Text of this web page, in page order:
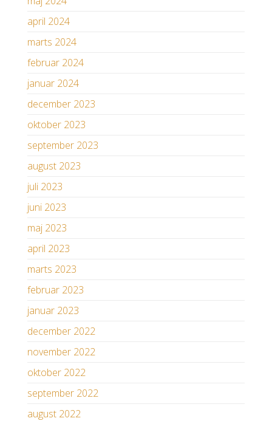
april 2024
marts 2024
februar 2024
januar 2024
december 2023
oktober 2023
september 2023
august 2023
juli 2023
juni 2023
maj 2023
april 2023
marts 2023
februar 2023
januar 2023
december 2022
november 2022
oktober 2022
september 2022
august 2022